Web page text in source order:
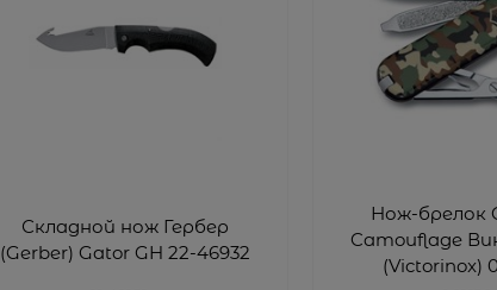
Складной нож Гербер
(Gerber) Gator GH 22-46932
Нож-брелок
Camouflage
(Victorinox)